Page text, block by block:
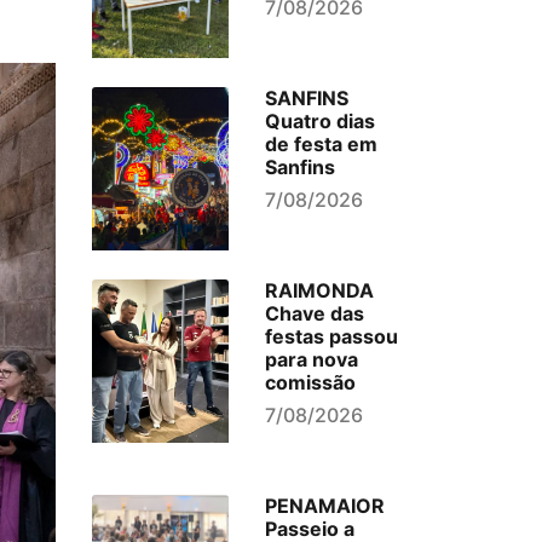
7/08/2026
SANFINS
Quatro dias
de festa em
Sanfins
7/08/2026
RAIMONDA
Chave das
festas passou
para nova
comissão
7/08/2026
PENAMAIOR
Passeio a